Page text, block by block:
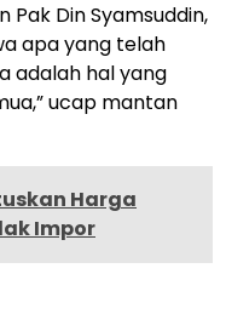
Pak Din Syamsuddin,
apa yang telah
adalah hal yang
ucap mantan
Harga
Impor